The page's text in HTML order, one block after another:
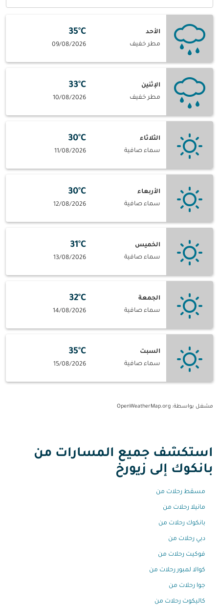
الأحد
مطر خفيف
35°C
09/08/2026
الإثنين
مطر خفيف
33°C
10/08/2026
الثلاثاء
سماء صافية
30°C
11/08/2026
الأربعاء
سماء صافية
30°C
12/08/2026
الخميس
سماء صافية
31°C
13/08/2026
الجمعة
سماء صافية
32°C
14/08/2026
السبت
سماء صافية
35°C
15/08/2026
مشغل بواسطة: OpenWeatherMap.org
استكشف جميع المسارات من
بانكوك إلى زيورخ
مسقط رحلات من
مانيلا رحلات من
بانكوك رحلات من
دبي رحلات من
فوكيت رحلات من
كوالا لمبور رحلات من
جوا رحلات من
كاليكوت رحلات من